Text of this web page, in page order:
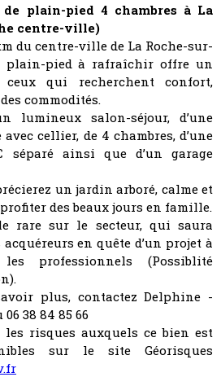
plain-pied 4 chambres à La
centre-ville)
du centre-ville de La Roche-sur-
plain-pied à rafraîchir offre un
qui recherchent confort,
commodités.
lumineux salon-séjour, d’une
cellier, de 4 chambres, d’une
séparé ainsi que d’un garage
un jardin arboré, calme et
des beaux jours en famille.
rare sur le secteur, qui saura
en quête d’un projet à
professionnels (Possiblité
plus, contactez Delphine -
38 84 85 66
risques auxquels ce bien est
sur le site Géorisques